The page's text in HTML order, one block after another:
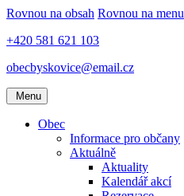
Rovnou na obsah Rovnou na menu
+420 581 621 103
obecbyskovice@email.cz
Menu
Obec
Informace pro občany
Aktuálně
Aktuality
Kalendář akcí